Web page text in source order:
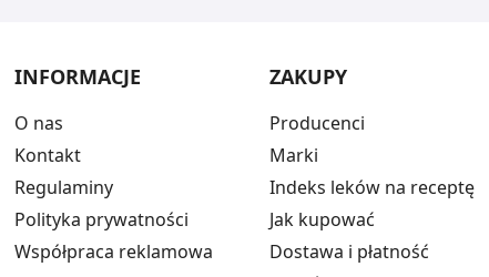
INFORMACJE
O nas
Kontakt
Regulaminy
Polityka prywatności
Współpraca reklamowa
ZAKUPY
Producenci
Marki
Indeks leków na receptę
Jak kupować
Dostawa i płatność